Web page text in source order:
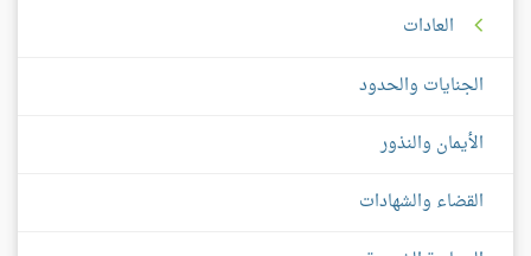
العادات
الجنايات والحدود
الأيمان والنذور
القضاء والشهادات